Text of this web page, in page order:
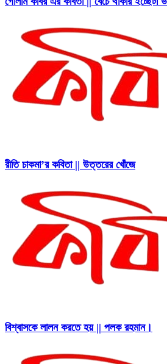
রীতি চাকমা’র কবিতা || উত্তরের খোঁজে
বিশ্বাসকে লালন করতে হয় || পলক রহমান।